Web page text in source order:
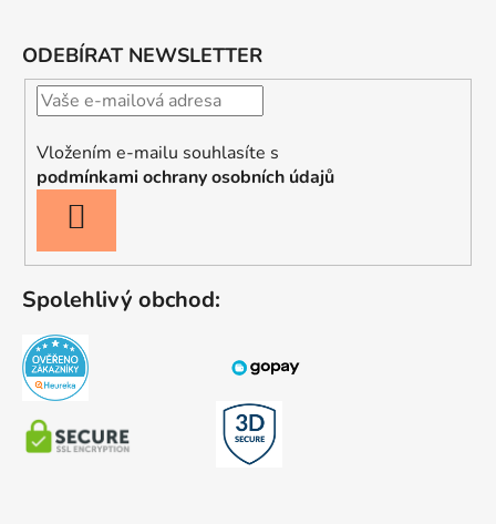
ODEBÍRAT NEWSLETTER
Vložením e-mailu souhlasíte s
podmínkami ochrany osobních údajů
SE
Spolehlivý obchod: